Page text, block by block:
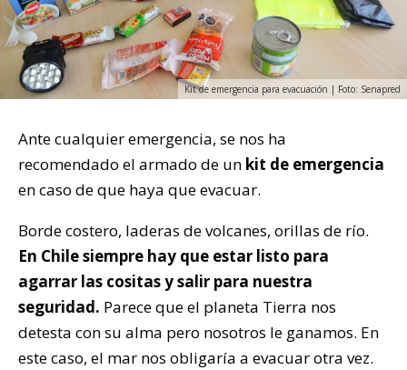
Kit de emergencia para evacuación | Foto: Senapred
Ante cualquier emergencia, se nos ha
recomendado el armado de un kit de emergencia
en caso de que haya que evacuar.
Borde costero, laderas de volcanes, orillas de río.
En Chile siempre hay que estar listo para
agarrar las cositas y salir para nuestra
seguridad. Parece que el planeta Tierra nos
detesta con su alma pero nosotros le ganamos. En
este caso, el mar nos obligaría a evacuar otra vez.